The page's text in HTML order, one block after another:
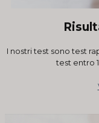
I nostri test sono test
test entro